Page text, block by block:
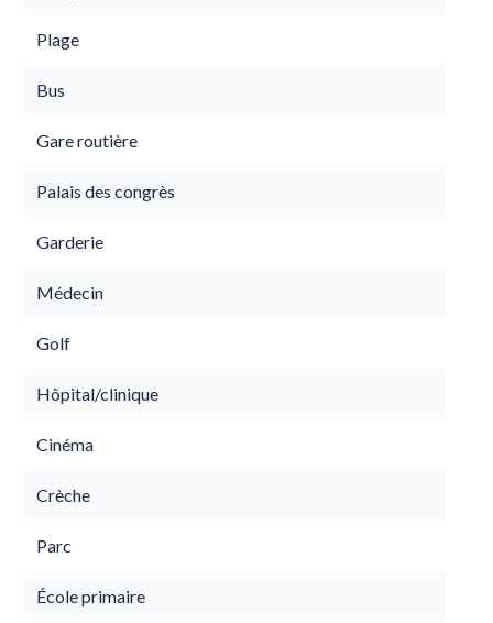
Plage
Bus
Gare routière
Palais des congrès
Garderie
Médecin
Golf
Hôpital/clinique
Cinéma
Crèche
Parc
École primaire